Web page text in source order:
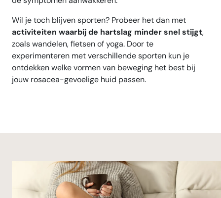
Wil je toch blijven sporten? Probeer het dan met
activiteiten waarbij de hartslag minder snel stijgt,
zoals wandelen, fietsen of yoga. Door te
experimenteren met verschillende sporten kun je
ontdekken welke vormen van beweging het best bij
jouw rosacea-gevoelige huid passen.